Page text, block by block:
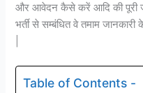
और आवेदन कैसे करें आदि की पूरी
भर्ती से सम्बंधित वे तमाम
Table of Contents -